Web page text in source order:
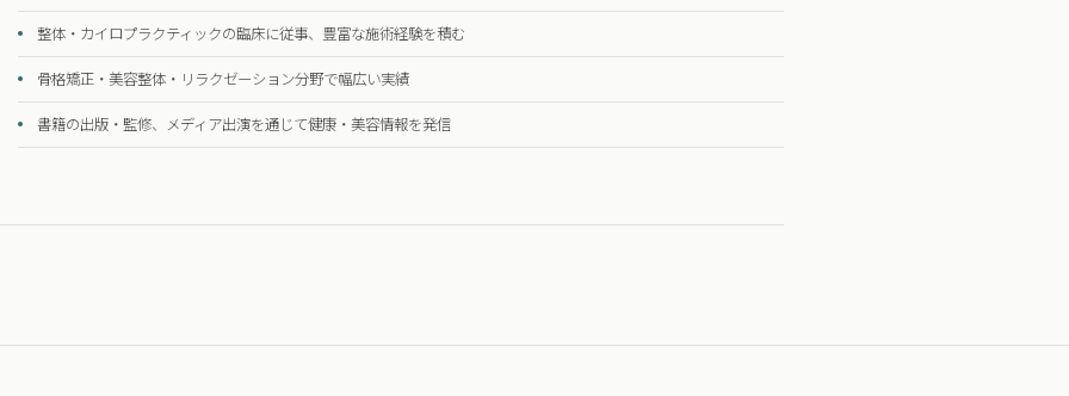
整体・カイロプラクティックの臨床に従事、豊富な施術経験を積む
骨格矯正・美容整体・リラクゼーション分野で幅広い実績
書籍の出版・監修、メディア出演を通じて健康・美容情報を発信